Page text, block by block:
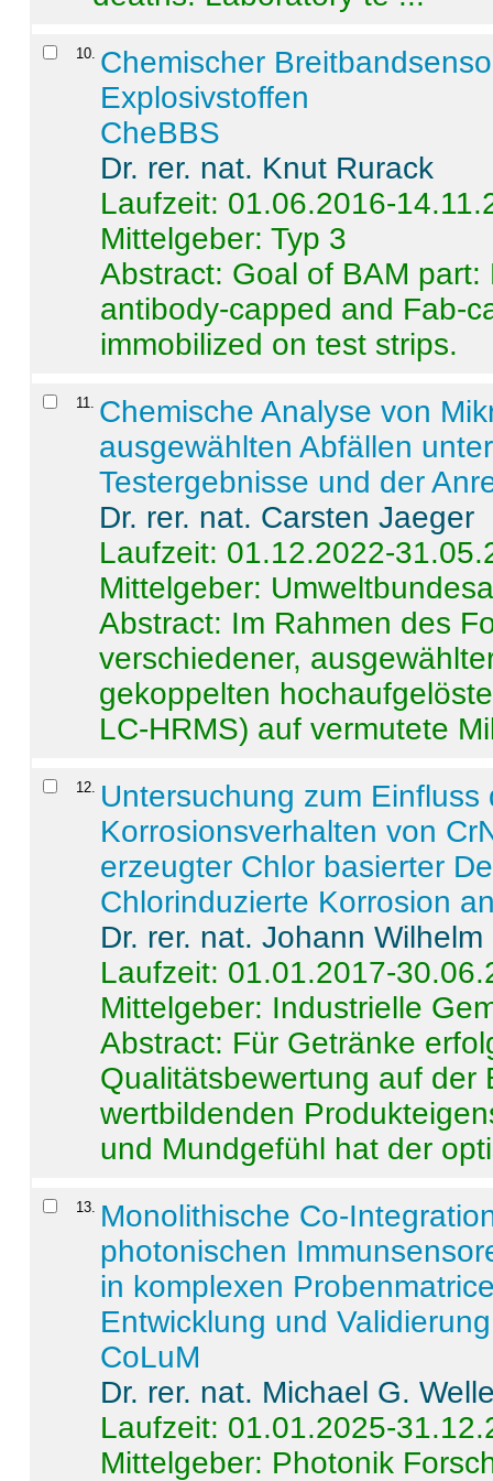
10 Chemischer
Explosivstoffen
CheBBS
Dr. rer. nat. Knut Rurack
Laufzeit: 01.06.2016-
Mittelgeber: Typ 3
Abstract: Goal of BAM
antibody-capped and Fab-
immobilized on test strips.
11
Chemische Analyse von
ausgewählten Abfällen
Testergebnisse und der
Dr. rer. nat. Carsten Jaeger
Laufzeit: 01.12.2022-
Mittelgeber:
Abstract: Im Rahmen des
verschiedener,
gekoppelten
LC-HRMS) auf vermutete
12
Untersuchung zum
Korrosionsverhalten von
erzeugter Chlor basierter
Chlorinduzierte Korrosion
Dr. rer. nat. Johann
Laufzeit: 01.01.2017-
Mittelgeber: Industrielle
Abstract: Für Getränke
Qualitätsbewertung auf der
wertbildenden
und Mundgefühl hat der
13
Monolithische Co-
photonischen
in komplexen
Entwicklung und
CoLuM
Dr. rer. nat. Michael G.
Laufzeit: 01.01.2025-
Mittelgeber: Photonik